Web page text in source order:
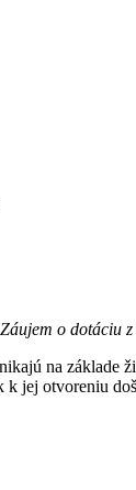
o dotáciu
na základe
jej otvoreniu